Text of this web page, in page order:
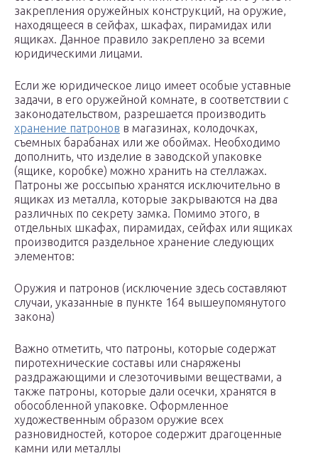
закрепления оружейных конструкций, на оружие,
находящееся в сейфах, шкафах, пирамидах или
ящиках. Данное правило закреплено за всеми
юридическими лицами.
Если же юридическое лицо имеет особые уставные
задачи, в его оружейной комнате, в соответствии с
законодательством, разрешается производить
хранение патронов в магазинах, колодочках,
съемных барабанах или же обоймах. Необходимо
дополнить, что изделие в заводской упаковке
(ящике, коробке) можно хранить на стеллажах.
Патроны же россыпью хранятся исключительно в
ящиках из металла, которые закрываются на два
различных по секрету замка. Помимо этого, в
отдельных шкафах, пирамидах, сейфах или ящиках
производится раздельное хранение следующих
элементов:
Оружия и патронов (исключение здесь составляют
случаи, указанные в пункте 164 вышеупомянутого
закона)
Важно отметить, что патроны, которые содержат
пиротехнические составы или снаряжены
раздражающими и слезоточивыми веществами, а
также патроны, которые дали осечки, хранятся в
обособленной упаковке. Оформленное
художественным образом оружие всех
разновидностей, которое содержит драгоценные
камни или металлы